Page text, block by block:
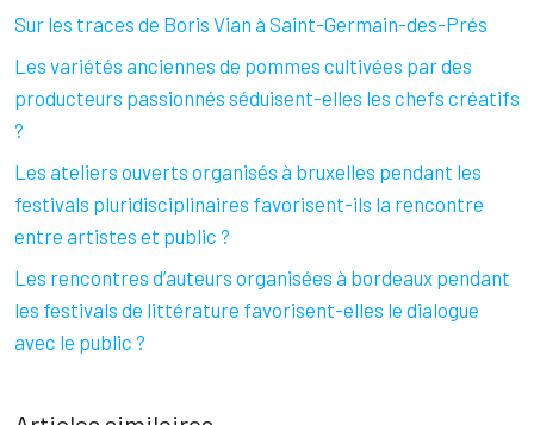
Sur les traces de Boris Vian à Saint-Germain-des-Prés
Les variétés anciennes de pommes cultivées par des
producteurs passionnés séduisent-elles les chefs créatifs
?
Les ateliers ouverts organisés à bruxelles pendant les
festivals pluridisciplinaires favorisent-ils la rencontre
entre artistes et public ?
Les rencontres d’auteurs organisées à bordeaux pendant
les festivals de littérature favorisent-elles le dialogue
avec le public ?